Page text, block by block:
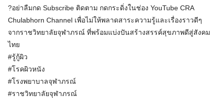
?อย่าลืมกด Subscribe ติดตาม กดกระดิ่งในช่อง YouTube CRA
Chulabhorn Channel เพื่อไม่ให้พลาดสาระความรู้และเรื่องราวดีๆ
จากราชวิทยาลัยจุฬาภรณ์ ที่พร้อมแบ่งปันสร้างสรรค์สุขภาพดีสู่สังคม
ไทย
#รู้กู้ผิว
#โรคผิวหนัง
#โรงพยาบาลจุฬาภรณ์
#ราชวิทยาลัยจุฬาภรณ์